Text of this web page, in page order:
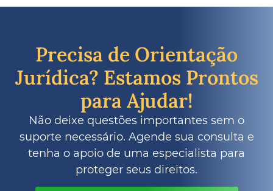
Precisa de Orientação
Jurídica? Estamos Prontos
para Ajudar!
Não deixe questões importantes sem o
suporte necessário. Agende sua consulta e
tenha o apoio de uma especialista para
proteger seus direitos.